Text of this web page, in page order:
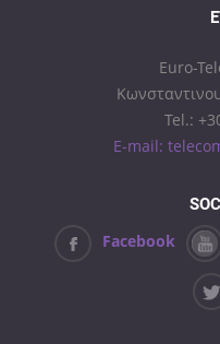
Euro-
Tel.:
E-mail:
Facebook